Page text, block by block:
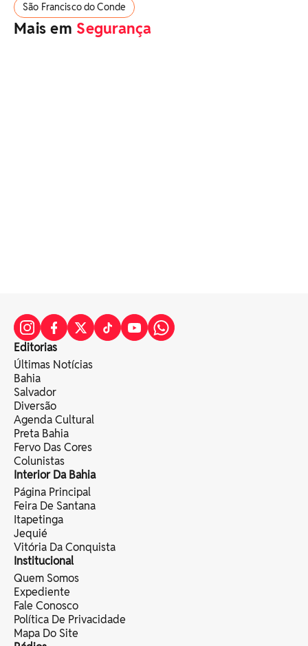
São Francisco do Conde
Mais em Segurança
Editorias
Últimas Notícias
Bahia
Salvador
Diversão
Agenda Cultural
Preta Bahia
Fervo Das Cores
Colunistas
Interior Da Bahia
Página Principal
Feira De Santana
Itapetinga
Jequié
Vitória Da Conquista
Institucional
Quem Somos
Expediente
Fale Conosco
Política De Privacidade
Mapa Do Site